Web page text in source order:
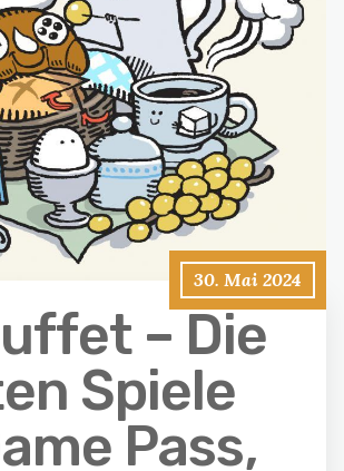
30. Mai 2024
– Die
Spiele
Pass,